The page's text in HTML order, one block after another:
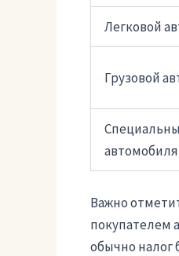
Легковой
Грузовой
автомобиля
Важно
покупателем
обычно налог